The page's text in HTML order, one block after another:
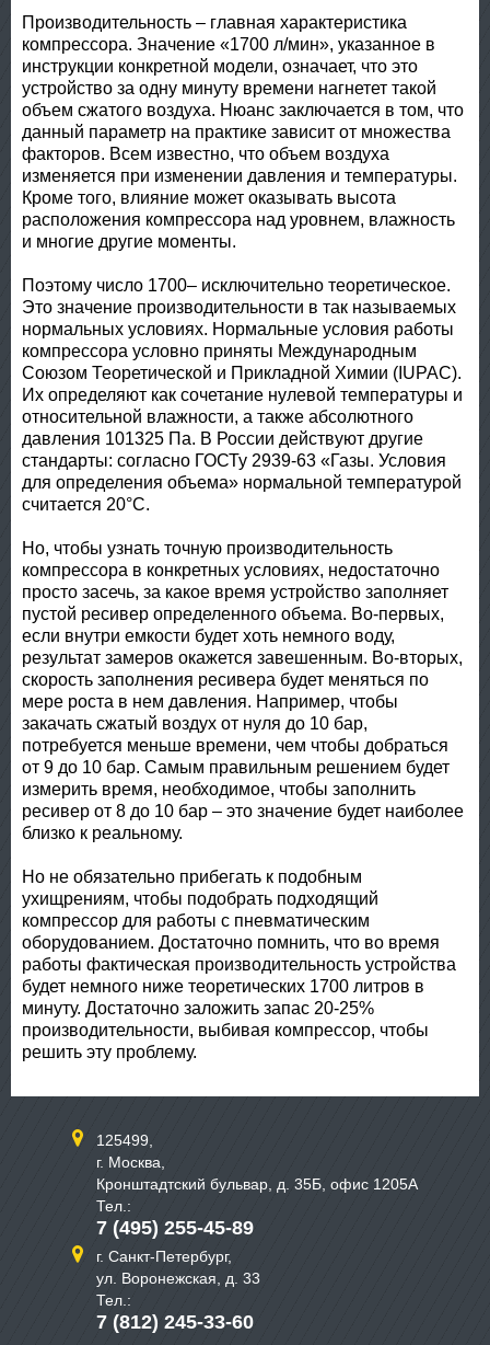
Производительность – главная характеристика
компрессора. Значение «1700 л/мин», указанное в
инструкции конкретной модели, означает, что это
устройство за одну минуту времени нагнетет такой
объем сжатого воздуха. Нюанс заключается в том, что
данный параметр на практике зависит от множества
факторов. Всем известно, что объем воздуха
изменяется при изменении давления и температуры.
Кроме того, влияние может оказывать высота
расположения компрессора над уровнем, влажность
и многие другие моменты.
Поэтому число 1700– исключительно теоретическое.
Это значение производительности в так называемых
нормальных условиях. Нормальные условия работы
компрессора условно приняты Международным
Союзом Теоретической и Прикладной Химии (IUPAC).
Их определяют как сочетание нулевой температуры и
относительной влажности, а также абсолютного
давления 101325 Па. В России действуют другие
стандарты: согласно ГОСТу 2939-63 «Газы. Условия
для определения объема» нормальной температурой
считается 20°С.
Но, чтобы узнать точную производительность
компрессора в конкретных условиях, недостаточно
просто засечь, за какое время устройство заполняет
пустой ресивер определенного объема. Во-первых,
если внутри емкости будет хоть немного воду,
результат замеров окажется завешенным. Во-вторых,
скорость заполнения ресивера будет меняться по
мере роста в нем давления. Например, чтобы
закачать сжатый воздух от нуля до 10 бар,
потребуется меньше времени, чем чтобы добраться
от 9 до 10 бар. Самым правильным решением будет
измерить время, необходимое, чтобы заполнить
ресивер от 8 до 10 бар – это значение будет наиболее
близко к реальному.
Но не обязательно прибегать к подобным
ухищрениям, чтобы подобрать подходящий
компрессор для работы с пневматическим
оборудованием. Достаточно помнить, что во время
работы фактическая производительность устройства
будет немного ниже теоретических 1700 литров в
минуту. Достаточно заложить запас 20-25%
производительности, выбивая компрессор, чтобы
решить эту проблему.
125499,
г. Москва,
Кронштадтский бульвар, д. 35Б, офис 1205А
Тел.:
7 (495) 255-45-89
г. Санкт-Петербург,
ул. Воронежская, д. 33
Тел.:
7 (812) 245-33-60